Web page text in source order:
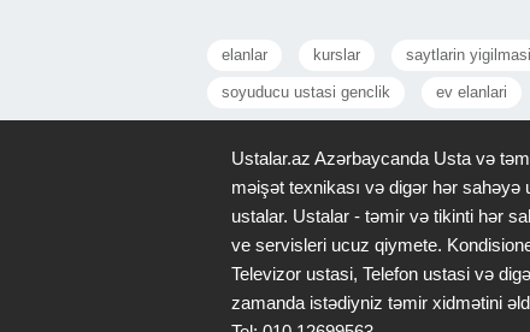
elanlar kurslar saytlarin yigilmasi
soyuducu ustasi genclik ev elanlari
Ustalar.az Azərbaycanda Usta və
məişət texnikası və digər hər
ustalar. Ustalar - təmir və tikinti hər
ve servisleri ucuz qiymete.
Televizor ustasi, Telefon ustasi və
zamanda istədiyniz təmir xidmətini